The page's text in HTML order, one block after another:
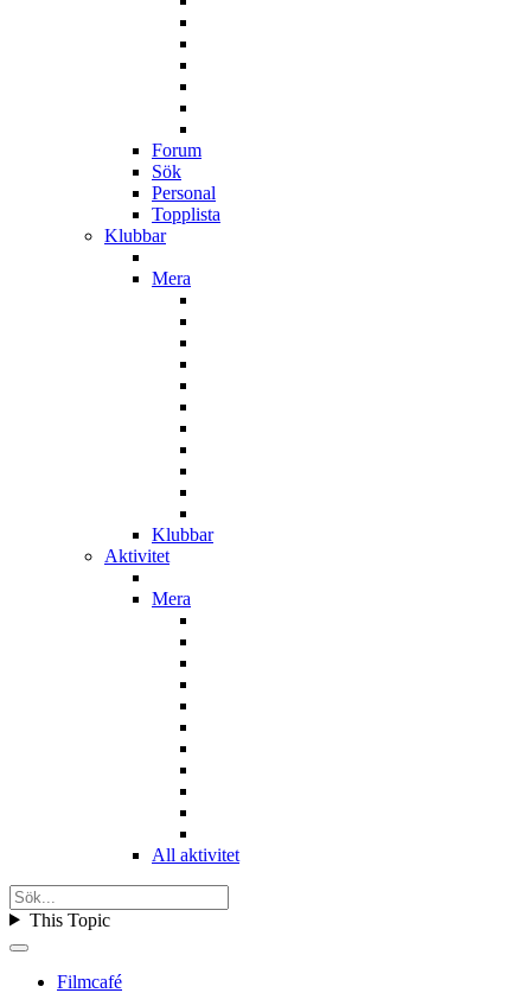
Forum
Sök
Personal
Topplista
Klubbar
Mera
Klubbar
Aktivitet
Mera
All aktivitet
This Topic
Filmcafé